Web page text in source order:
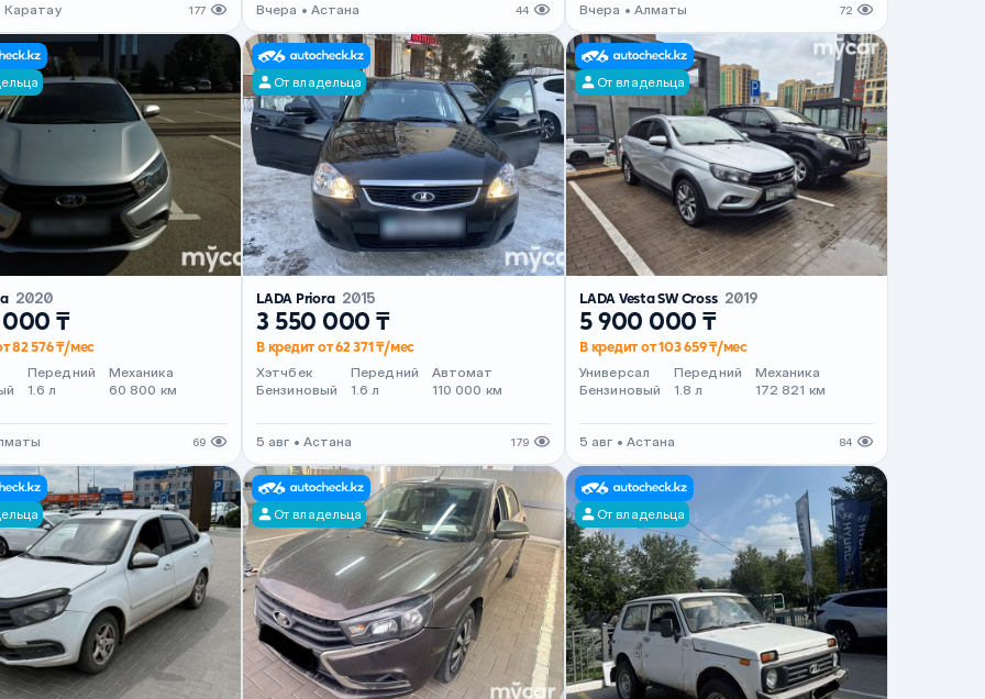
Каратау 177 Вчера • Астана 44 Вчера • Алматы 72
2020
₸
82 576 ₸/мес
Передний
1.6 л
Механика
60 800 км
69
От владельца
LADA Priora 2015
3 550 000 ₸
В кредит от 62 371 ₸/мес
Хэтчбек
Бензиновый
Передний
1.6 л
Автомат
110 000 км
5 авг • Астана 179
От владельца
LADA Vesta SW Cross 2019
5 900 000 ₸
В кредит от 103 659 ₸/мес
Универсал
Бензиновый
Передний
1.8 л
Механика
172 821 км
5 авг • Астана 84
От владельца От владельца